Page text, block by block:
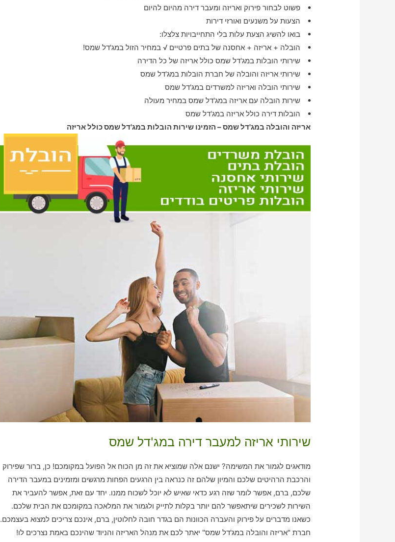
פשוט לבחור פירוק ואריזה ומעבר דירה מהיום להיום
הצעות על משנעים ואורזי דירות
בואו להשיג הצעת עלות בלי התחייבויות צלצלו:
הובלה + אריזה + אחסנה של בתים פרטיים √ במחיר הזול במג'דל שמס!
שירותי הובלות במג'דל שמס כולל אריזה של כל הדירה
שירותי אריזה והובלה של חברת הובלות במג'דל שמס
שירותי הובלה ואריזה למשרדים במג'דל שמס
שירות הובלה עם אריזה במג'דל שמס במחיר מעולה
הובלות דירה כולל אריזה במג'דל שמס
אריזה והובלה במג'דל שמס – הזמינו שירות הובלות במג'דל שמס כולל אריזה
שירותי אריזה למעבר דירה במג'דל שמס
מודאגים לגמור את המשימה? ישנם אלה שמוציא את זה מן הכוח אל הפועל במקומכם! כן, ברור שפירוק
והרכבת הרהיטים שלכם והמיון שלהם זה כנראה בין הרגעים הפחות מרגשים ומזמינים במעבר הדירה
שלכם, ברם, אפשר לומר שזה רגע כדאי שאיש לא יוכל לשכוח ממנו. יחד עם זאת, אפשר להעביר את
השירות לשכירים שיתאפשר להם יותר בקלות לתייק ולגמור את המלאכה במקומכם את הבית שלכם.
כשאנו מדברים על פירוק והעברה הכוונות הם בגדר חובה לחלוטין, ברם, אינכם צריכים למצוא בעצמכם.
חברת "אריזה והובלה במג'דל שמס" יאתר לכם את מנהל האריזה והניוד שהינכם באמת נצרכים לו!